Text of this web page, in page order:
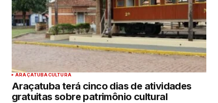
ARAÇATUBACULTURA
Araçatuba terá cinco dias de atividades
gratuitas sobre patrimônio cultural